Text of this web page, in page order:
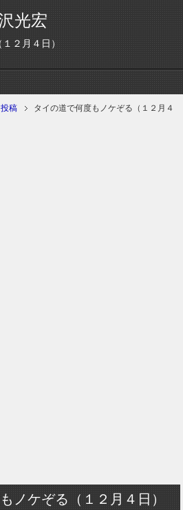
光宏
２月４日）
投稿
タイの道で何度もノケぞる（１２月４
ノケぞる（１２月４日）